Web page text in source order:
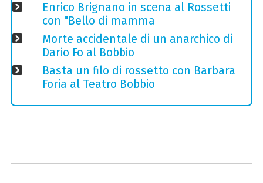
Enrico Brignano in scena al Rossetti
con "Bello di mamma
Morte accidentale di un anarchico di
Dario Fo al Bobbio
Basta un filo di rossetto con Barbara
Foria al Teatro Bobbio